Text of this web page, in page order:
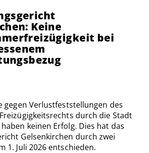
Keine
bei
gegen Verlustfeststellungen des
durch die Stadt
keinen Erfolg. Dies hat das
Gelsenkirchen durch zwei
1. Juli 2026 entschieden.